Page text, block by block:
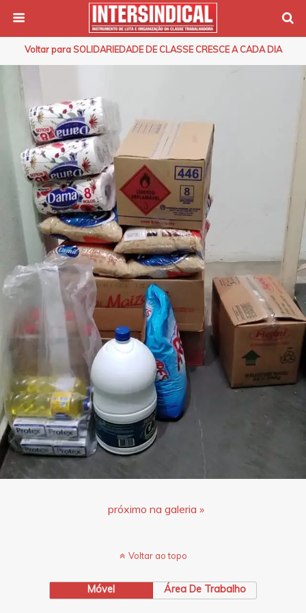
Voltar para SOLIDARIEDADE DE CLASSE CRESCE A CADA DIA
próximo na galeria »
Voltar ao topo
Móvel Área De Trabalho